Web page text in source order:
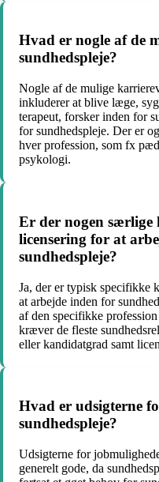
Hvad er nogle af de
sundhedspleje?
Nogle af de mulige
inkluderer at blive læge,
terapeut, forsker inden for
for sundhedspleje. Der er
hver profession, som fx
psykologi.
Er der nogen særlige
licensering for at
sundhedspleje?
Ja, der er typisk specifikke
at arbejde inden for
af den specifikke
kræver de fleste
eller kandidatgrad samt
Hvad er udsigterne
sundhedspleje?
Udsigterne for
generelt gode, da